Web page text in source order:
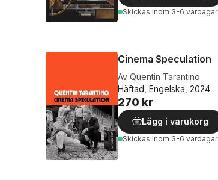
Skickas inom 3-6 vardagar
Cinema Speculation
Av Quentin Tarantino
Häftad, Engelska, 2024
270 kr
Lägg i varukorg
Skickas inom 3-6 vardagar